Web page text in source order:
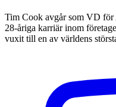
Tim Cook avgår som VD för
28-åriga karriär inom
vuxit till en av världens